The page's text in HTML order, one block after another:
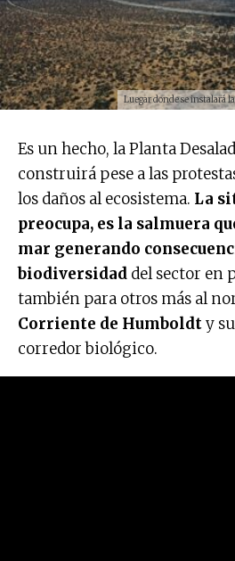
Luegar donde se instalará
Es un hecho, la Planta
construirá pese a las
los daños al ecosistema. La
preocupa, es la salmuera
mar generando
biodiversidad del sector en
también para otros más al
Corriente de Humboldty
corredor biológico.